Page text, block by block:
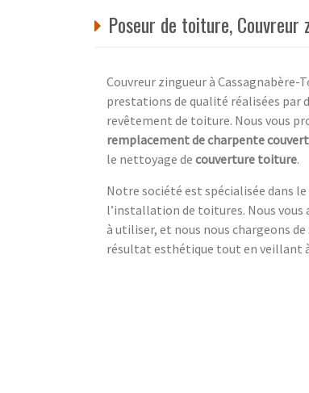
Poseur de toiture, Couvreur
Couvreur zingueur à Cassagnabère-
prestations de qualité réalisées par
revêtement de toiture. Nous vous
remplacement de charpente
le nettoyage de couverture toiture.
Notre société est spécialisée dans
l’installation de toitures. Nous
à utiliser, et nous nous chargeons
résultat esthétique tout en veillant